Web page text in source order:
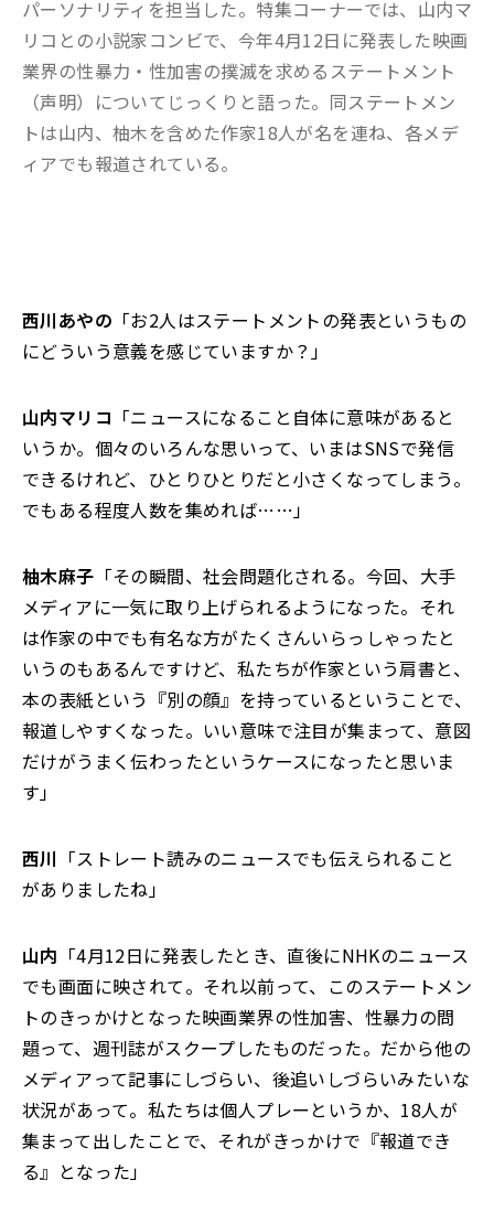
パーソナリティを担当した。特集コーナーでは、山内マ
リコとの小説家コンビで、今年4月12日に発表した映画
業界の性暴力・性加害の撲滅を求めるステートメント
（声明）についてじっくりと語った。同ステートメン
トは山内、柚木を含めた作家18人が名を連ね、各メデ
ィアでも報道されている。
西川あやの 「お2人はステートメントの発表というもの
にどういう意義を感じていますか？」
山内マリコ 「ニュースになること自体に意味があると
いうか。個々のいろんな思いって、いまはSNSで発信
できるけれど、ひとりひとりだと小さくなってしまう。
でもある程度人数を集めれば……」
柚木麻子 「その瞬間、社会問題化される。今回、大手
メディアに一気に取り上げられるようになった。それ
は作家の中でも有名な方がたくさんいらっしゃったと
いうのもあるんですけど、私たちが作家という肩書と、
本の表紙という『別の顔』を持っているということで、
報道しやすくなった。いい意味で注目が集まって、意図
だけがうまく伝わったというケースになったと思いま
す」
西川 「ストレート読みのニュースでも伝えられること
がありましたね」
山内 「4月12日に発表したとき、直後にNHKのニュース
でも画面に映されて。それ以前って、このステートメン
トのきっかけとなった映画業界の性加害、性暴力の問
題って、週刊誌がスクープしたものだった。だから他の
メディアって記事にしづらい、後追いしづらいみたいな
状況があって。私たちは個人プレーというか、18人が
集まって出したことで、それがきっかけで『報道でき
る』となった」